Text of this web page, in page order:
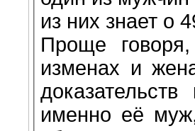
из них знает о
Проще
изменах и
именно её